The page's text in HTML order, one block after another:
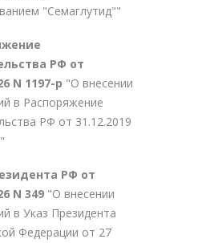
"Семаглутид""
РФ от
N 1197-р "О внесении
в Распоряжение
РФ от 31.12.2019
РФ от
N 349 "О внесении
в Указ Президента
Федерации от 27